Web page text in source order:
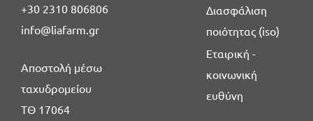
+30 2310 806806
info@liafarm.gr
Αποστολή μέσω
ταχυδρομείου
ΤΘ 17064
Διασφάλιση
ποιότητας (iso)
Εταιρική -
κοινωνική
ευθύνη